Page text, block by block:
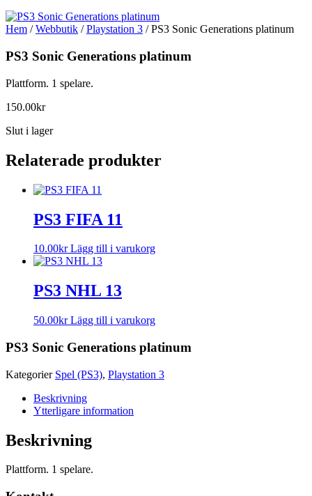
Hem /Webbutik /Playstation 3 / PS3 Sonic Generations platinum
PS3 Sonic Generations platinum
Plattform. 1 spelare.
150.00kr
Slut i lager
Relaterade produkter
PS3 FIFA 11
10.00kr Lägg till i varukorg
PS3 NHL 13
50.00kr Lägg till i varukorg
PS3 Sonic Generations platinum
Kategorier Spel (PS3), Playstation 3
Beskrivning
Ytterligare information
Beskrivning
Plattform. 1 spelare.